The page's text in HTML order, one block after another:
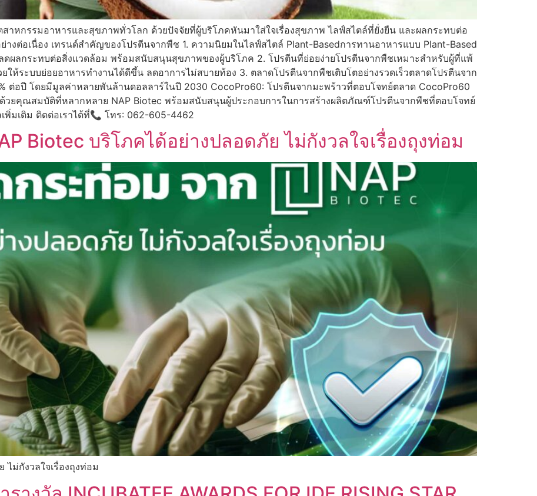
าหกรรมอาหารและสุขภาพทั่วโลก ด้วยปัจจัยที่ผู้บริโภคหันมาใส่ใจเรื่องสุขภาพ ไลฟ์สไตล์ที่ยั่งยืน และผลกระทบต่อ
งต่อเนื่อง เทรนด์สำคัญของโปรตีนจากพืช 1. ความนิยมในไลฟ์สไตล์ Plant-Basedการทานอาหารแบบ Plant-Based
ดผลกระทบต่อสิ่งแวดล้อม พร้อมสนับสนุนสุขภาพของผู้บริโภค 2. โปรตีนที่ย่อยง่ายโปรตีนจากพืชเหมาะสำหรับผู้ที่แพ้
ให้ระบบย่อยอาหารทำงานได้ดีขึ้น ลดอาการไม่สบายท้อง 3. ตลาดโปรตีนจากพืชเติบโตอย่างรวดเร็วตลาดโปรตีนจาก
ต่อปี โดยมีมูลค่าหลายพันล้านดอลลาร์ในปี 2030 CocoPro60: โปรตีนจากมะพร้าวที่ตอบโจทย์ตลาด CocoPro60
วยคุณสมบัติที่หลากหลาย NAP Biotec พร้อมสนับสนุนผู้ประกอบการในการสร้างผลิตภัณฑ์โปรตีนจากพืชที่ตอบโจทย์
พิ่มเติม ติดต่อเราได้ที่📞 โทร: 062-605-4462
Biotec บริโภคได้อย่างปลอดภัย ไม่กังวลใจเรื่องถุงท่อม
ม่กังวลใจเรื่องถุงท่อม